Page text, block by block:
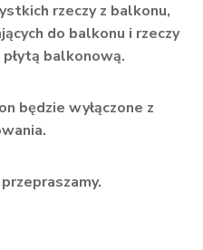
rzeczy z balkonu,
do balkonu i rzeczy
balkonową.
będzie wyłączone z